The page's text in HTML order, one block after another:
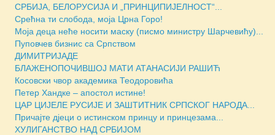
СРБИЈА, БЕЛОРУСИЈА И „ПРИНЦИПИЈЕЛНОСТ“...
Срећна ти слобода, моја Црна Горо!
Моја деца неће носити маску (писмо министру Шарчевићу)...
Пуповчев бизнис са Српством
ДИМИТРИЈАДЕ
БЛАЖЕНОПОЧИВШОЈ МАТИ АТАНАСИЈИ РАШИЋ
Косовски чвор академика Теодоровића
Петер Хандке – апостол истине!
ЦАР ЦИЈЕЛЕ РУСИЈЕ И ЗАШТИТНИК СРПСКОГ НАРОДА...
Причајте дјеци о истинском принцу и принцезама...
ХУЛИГАНСТВО НАД СРБИЈОМ